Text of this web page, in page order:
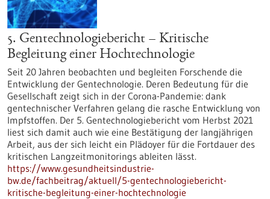
5. Gentechnologiebericht – Kritische
Begleitung einer Hochtechnologie
Seit 20 Jahren beobachten und begleiten Forschende die
Entwicklung der Gentechnologie. Deren Bedeutung für die
Gesellschaft zeigt sich in der Corona-Pandemie: dank
gentechnischer Verfahren gelang die rasche Entwicklung von
Impfstoffen. Der 5. Gentechnologiebericht vom Herbst 2021
liest sich damit auch wie eine Bestätigung der langjährigen
Arbeit, aus der sich leicht ein Plädoyer für die Fortdauer des
kritischen Langzeitmonitorings ableiten lässt.
https://www.gesundheitsindustrie-
bw.de/fachbeitrag/aktuell/5-gentechnologiebericht-
kritische-begleitung-einer-hochtechnologie